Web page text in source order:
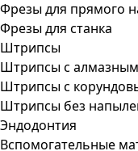
Фрезы для прямого
Фрезы для станка
Штрипсы
Штрипсы c
Штрипсы c
Штрипсы без
Эндодонтия
Вспомогательные